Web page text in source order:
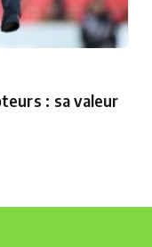
: sa valeur